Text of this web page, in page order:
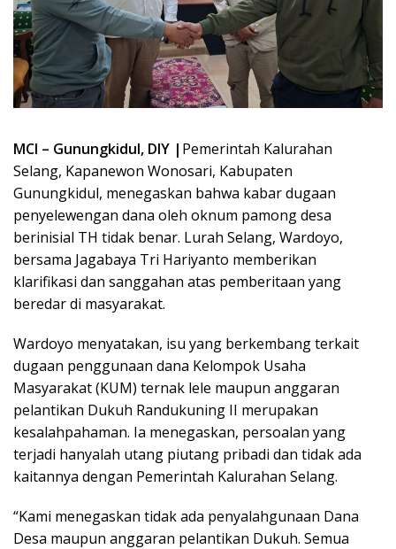
MCI – Gunungkidul, DIY | Pemerintah Kalurahan
Selang, Kapanewon Wonosari, Kabupaten
Gunungkidul, menegaskan bahwa kabar dugaan
penyelewengan dana oleh oknum pamong desa
berinisial TH tidak benar. Lurah Selang, Wardoyo,
bersama Jagabaya Tri Hariyanto memberikan
klarifikasi dan sanggahan atas pemberitaan yang
beredar di masyarakat.
Wardoyo menyatakan, isu yang berkembang terkait
dugaan penggunaan dana Kelompok Usaha
Masyarakat (KUM) ternak lele maupun anggaran
pelantikan Dukuh Randukuning II merupakan
kesalahpahaman. Ia menegaskan, persoalan yang
terjadi hanyalah utang piutang pribadi dan tidak ada
kaitannya dengan Pemerintah Kalurahan Selang.
“Kami menegaskan tidak ada penyalahgunaan Dana
Desa maupun anggaran pelantikan Dukuh. Semua